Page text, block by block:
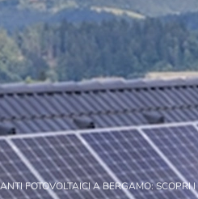
FOTOVOLTAICI A BERGAMO: SCOPRI
10 Anni